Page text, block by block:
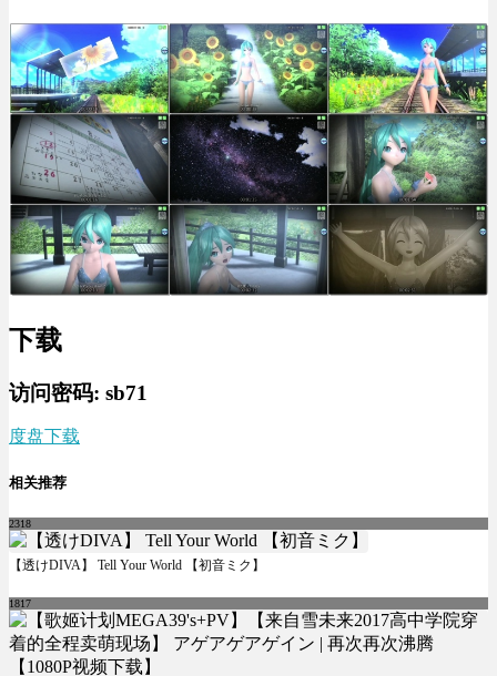
下载
访问密码: sb71
度盘下载
相关推荐
2318
【透けDIVA】 Tell Your World 【初音ミク】
1817